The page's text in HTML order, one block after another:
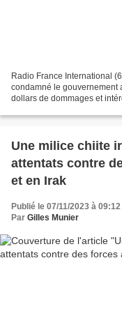
Radio France International
condamné le gouvernement
dollars de dommages et
Une milice chiite
attentats contre
et en Irak
Publié le 07/11/2023 à 09:12
Par Gilles Munier